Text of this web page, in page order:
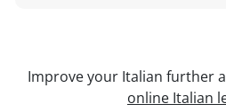
Improve your Italian further
online Italian